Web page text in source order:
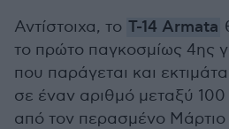
Αντίστοιχα, το T-14 Armata
το πρώτο παγκοσμίως 4ης
που παράγεται και
σε έναν αριθμό μεταξύ
από τον περασμένο Μάρτιο